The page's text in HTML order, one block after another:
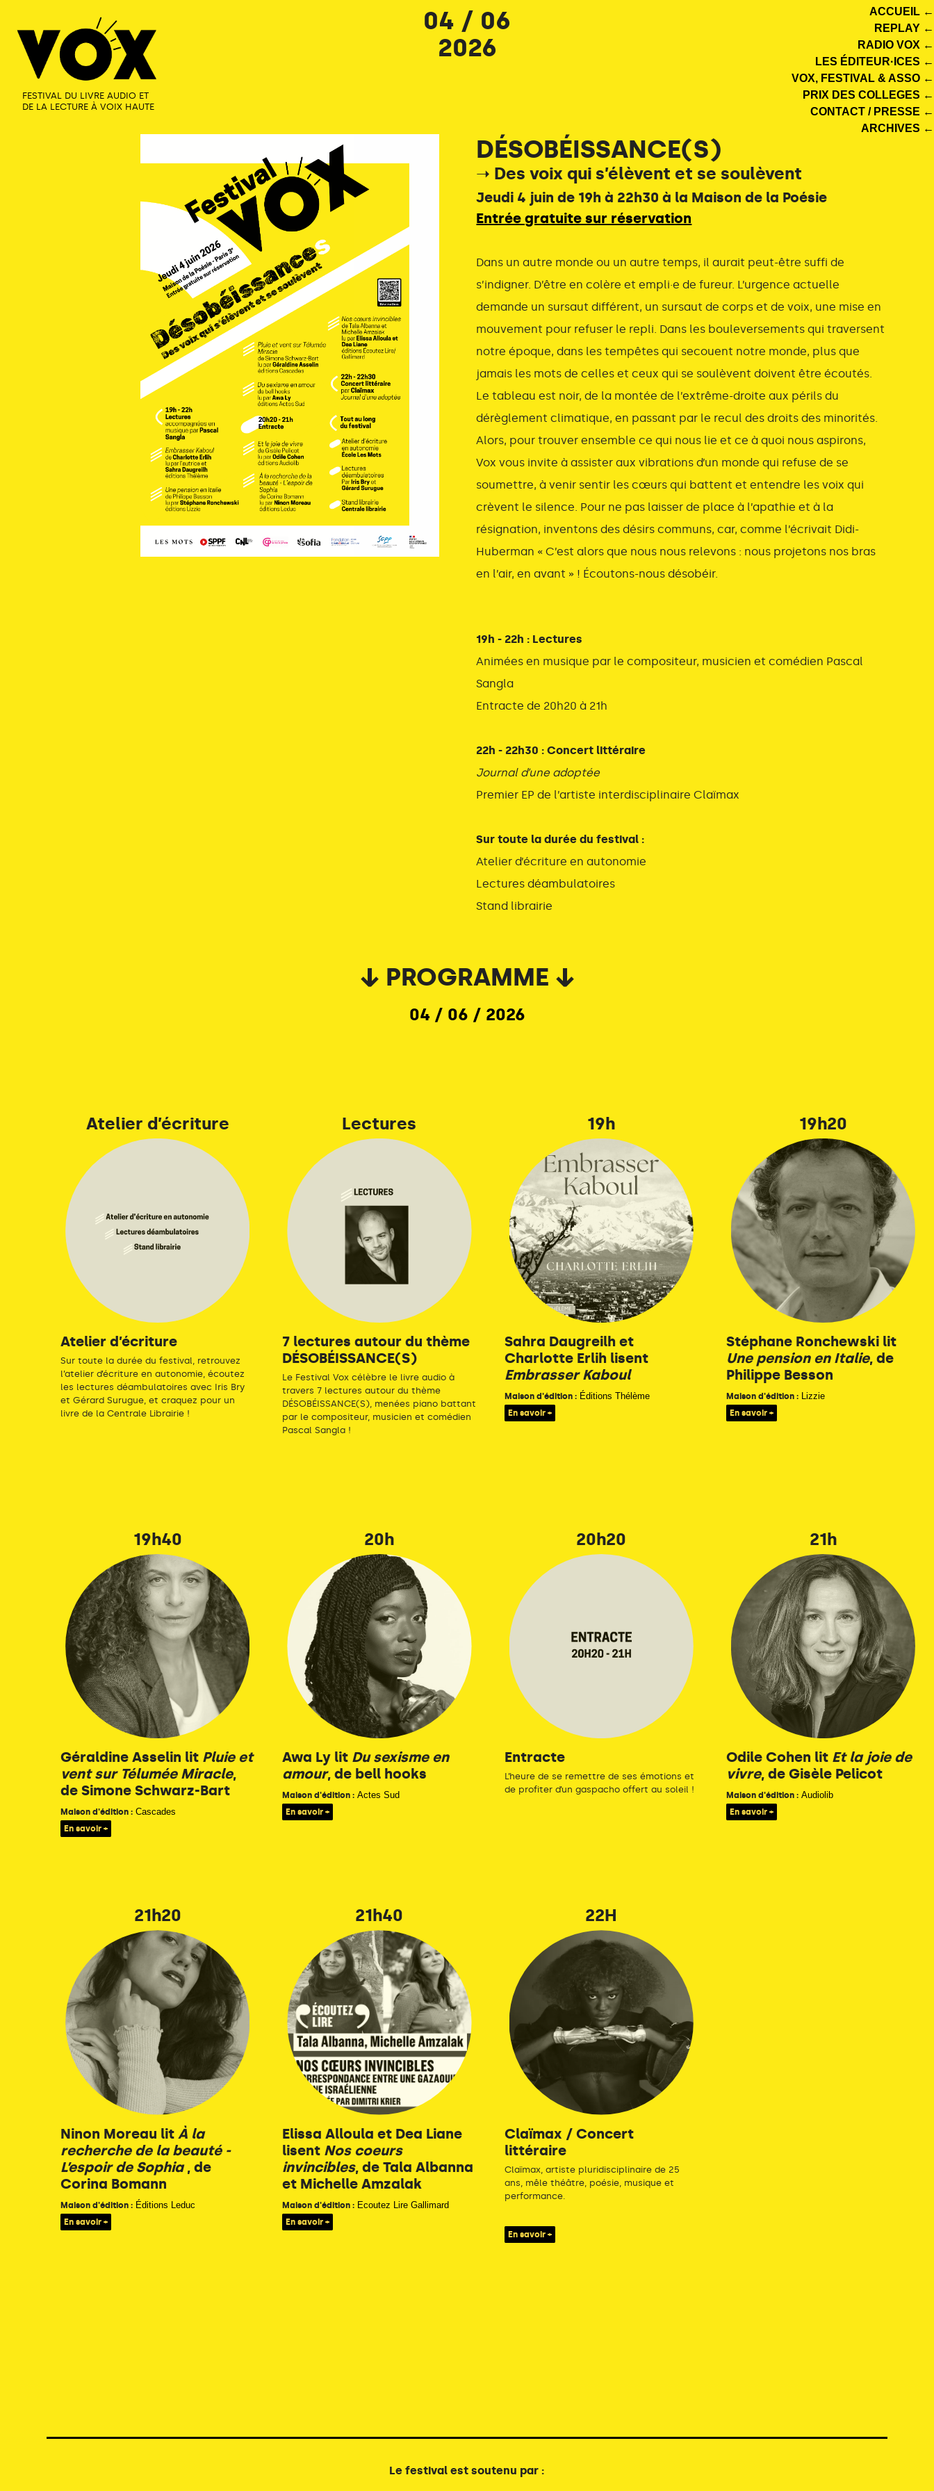
FESTIVAL DU LIVRE AUDIO ET
DE LA LECTURE À VOIX HAUTE
ACCUEIL ←
REPLAY ←
RADIO VOX ←
LES ÉDITEUR·ICES ←
VOX, FESTIVAL & ASSO ←
PRIX DES COLLEGES ←
CONTACT / PRESSE ←
ARCHIVES ←
04 / 06
2026
DÉSOBÉISSANCE(S)
➝ Des voix qui s’élèvent et se soulèvent
Jeudi 4 juin de 19h à 22h30 à la Maison de la Poésie
Entrée gratuite sur réservation
Dans un autre monde ou un autre temps, il aurait peut-être suffi de
s’indigner. D’être en colère et empli·e de fureur. L’urgence actuelle
demande un sursaut différent, un sursaut de corps et de voix, une mise en
mouvement pour refuser le repli. Dans les bouleversements qui traversent
notre époque, dans les tempêtes qui secouent notre monde, plus que
jamais les mots de celles et ceux qui se soulèvent doivent être écoutés.
Le tableau est noir, de la montée de l’extrême-droite aux périls du
dérèglement climatique, en passant par le recul des droits des minorités.
Alors, pour trouver ensemble ce qui nous lie et ce à quoi nous aspirons,
Vox vous invite à assister aux vibrations d’un monde qui refuse de se
soumettre, à venir sentir les cœurs qui battent et entendre les voix qui
crèvent le silence. Pour ne pas laisser de place à l’apathie et à la
résignation, inventons des désirs communs, car, comme l’écrivait Didi-
Huberman « C’est alors que nous nous relevons : nous projetons nos bras
en l’air, en avant » ! Écoutons-nous désobéir.
19h - 22h : Lectures
Animées en musique par le compositeur, musicien et comédien Pascal
Sangla
Entracte de 20h20 à 21h
22h - 22h30 : Concert littéraire
Journal d’une adoptée
Premier EP de l’artiste interdisciplinaire Claïmax
Sur toute la durée du festival :
Atelier d’écriture en autonomie
Lectures déambulatoires
Stand librairie
↓ PROGRAMME ↓
04 / 06 / 2026
Atelier d’écriture
Atelier d’écriture
Sur toute la durée du festival, retrouvez
l’atelier d’écriture en autonomie, écoutez
les lectures déambulatoires avec Iris Bry
et Gérard Surugue, et craquez pour un
livre de la Centrale Librairie !
Lectures
7 lectures autour du thème
DÉSOBÉISSANCE(S)
Le Festival Vox célèbre le livre audio à
travers 7 lectures autour du thème
DÉSOBÉISSANCE(S), menées piano battant
par le compositeur, musicien et comédien
Pascal Sangla !
19h
Sahra Daugreilh et
Charlotte Erlih lisent
Embrasser Kaboul
Maison d'édition : Éditions Thélème
En savoir +
19h20
Stéphane Ronchewski lit
Une pension en Italie, de
Philippe Besson
Maison d'édition : Lizzie
En savoir +
19h40
Géraldine Asselin lit Pluie et
vent sur Télumée Miracle,
de Simone Schwarz-Bart
Maison d'édition : Cascades
En savoir +
20h
Awa Ly lit Du sexisme en
amour, de bell hooks
Maison d'édition : Actes Sud
En savoir +
20h20
Entracte
L’heure de se remettre de ses émotions et
de profiter d’un gaspacho offert au soleil !
21h
Odile Cohen lit Et la joie de
vivre, de Gisèle Pelicot
Maison d'édition : Audiolib
En savoir +
21h20
Ninon Moreau lit À la
recherche de la beauté -
L’espoir de Sophia, de
Corina Bomann
Maison d'édition : Éditions Leduc
En savoir +
21h40
Elissa Alloula et Dea Liane
lisent Nos coeurs
invincibles, de Tala Albanna
et Michelle Amzalak
Maison d'édition : Ecoutez Lire Gallimard
En savoir +
22H
Claïmax / Concert
littéraire
Claïmax, artiste pluridisciplinaire de 25
ans, mêle théâtre, poésie, musique et
performance.
En savoir +
Le festival est soutenu par :